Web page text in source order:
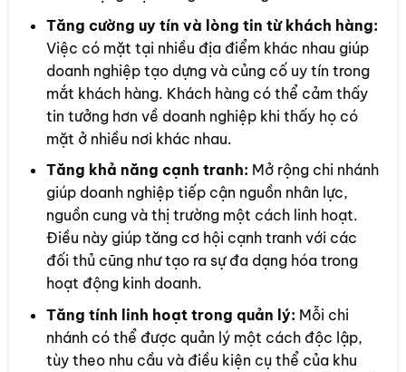
Tăng cường uy tín và lòng tin từ khách hàng:
Việc có mặt tại nhiều địa điểm khác nhau giúp
doanh nghiệp tạo dựng và củng cố uy tín trong
mắt khách hàng. Khách hàng có thể cảm thấy
tin tưởng hơn về doanh nghiệp khi thấy họ có
mặt ở nhiều nơi khác nhau.
Tăng khả năng cạnh tranh: Mở rộng chi nhánh
giúp doanh nghiệp tiếp cận nguồn nhân lực,
nguồn cung và thị trường một cách linh hoạt.
Điều này giúp tăng cơ hội cạnh tranh với các
đối thủ cũng như tạo ra sự đa dạng hóa trong
hoạt động kinh doanh.
Tăng tính linh hoạt trong quản lý: Mỗi chi
nhánh có thể được quản lý một cách độc lập,
tùy theo nhu cầu và điều kiện cụ thể của khu